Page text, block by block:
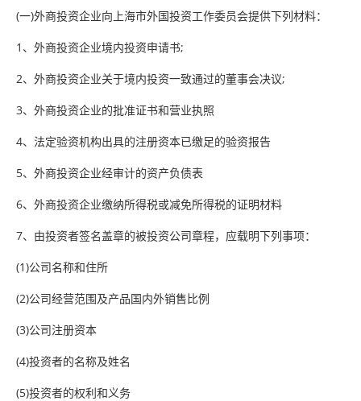
(一)外商投资企业向上海市外国投资工作委员会提供下列材料：
1、外商投资企业境内投资申请书;
2、外商投资企业关于境内投资一致通过的董事会决议;
3、外商投资企业的批准证书和营业执照
4、法定验资机构出具的注册资本已缴足的验资报告
5、外商投资企业经审计的资产负债表
6、外商投资企业缴纳所得税或减免所得税的证明材料
7、由投资者签名盖章的被投资公司章程，应载明下列事项：
(1)公司名称和住所
(2)公司经营范围及产品国内外销售比例
(3)公司注册资本
(4)投资者的名称及姓名
(5)投资者的权利和义务